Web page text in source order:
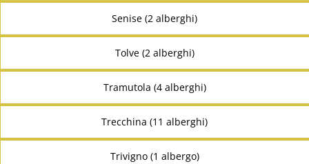
Senise (2 alberghi)
Tolve (2 alberghi)
Tramutola (4 alberghi)
Trecchina (11 alberghi)
Trivigno (1 albergo)